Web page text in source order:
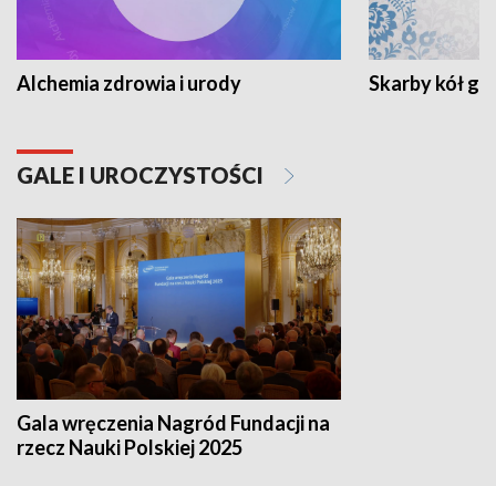
Alchemia zdrowia i urody Skarby kół
GALE I UROCZYSTOŚCI
Gala wręczenia Nagród Fundacji na
rzecz Nauki Polskiej 2025